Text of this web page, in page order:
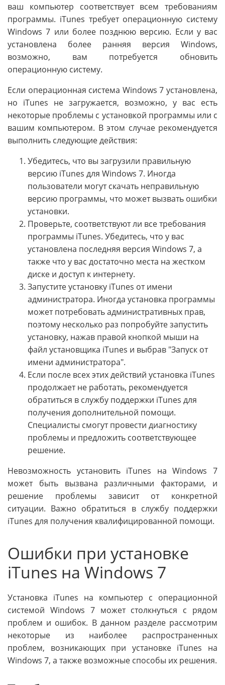
ваш компьютер соответствует всем требованиям
программы. iTunes требует операционную систему
Windows 7 или более позднюю версию. Если у вас
установлена более ранняя версия Windows,
возможно, вам потребуется обновить
операционную систему.
Если операционная система Windows 7 установлена,
но iTunes не загружается, возможно, у вас есть
некоторые проблемы с установкой программы или с
вашим компьютером. В этом случае рекомендуется
выполнить следующие действия:
Убедитесь, что вы загрузили правильную
версию iTunes для Windows 7. Иногда
пользователи могут скачать неправильную
версию программы, что может вызвать ошибки
установки.
Проверьте, соответствуют ли все требования
программы iTunes. Убедитесь, что у вас
установлена последняя версия Windows 7, а
также что у вас достаточно места на жестком
диске и доступ к интернету.
Запустите установку iTunes от имени
администратора. Иногда установка программы
может потребовать административных прав,
поэтому несколько раз попробуйте запустить
установку, нажав правой кнопкой мыши на
файл установщика iTunes и выбрав "Запуск от
имени администратора".
Если после всех этих действий установка iTunes
продолжает не работать, рекомендуется
обратиться в службу поддержки iTunes для
получения дополнительной помощи.
Специалисты смогут провести диагностику
проблемы и предложить соответствующее
решение.
Невозможность установить iTunes на Windows 7
может быть вызвана различными факторами, и
решение проблемы зависит от конкретной
ситуации. Важно обратиться в службу поддержки
iTunes для получения квалифицированной помощи.
Ошибки при установке
iTunes на Windows 7
Установка iTunes на компьютер с операционной
системой Windows 7 может столкнуться с рядом
проблем и ошибок. В данном разделе рассмотрим
некоторые из наиболее распространенных
проблем, возникающих при установке iTunes на
Windows 7, а также возможные способы их решения.